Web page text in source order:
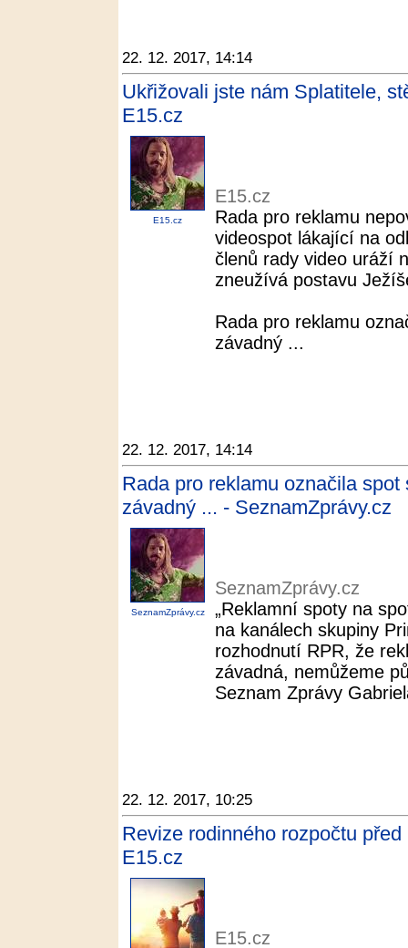
22. 12. 2017, 14:14
Ukřižovali jste nám Splatitele,
E15.cz
E15.cz
E15.cz
Rada pro reklamu
videospot lákající na
členů rady video uráží
zneužívá postavu
Rada pro reklamu
závadný ...
22. 12. 2017, 14:14
Rada pro reklamu označila
závadný ... - SeznamZprávy.cz
SeznamZprávy.cz
SeznamZprávy.cz
„Reklamní spoty na
na kanálech skupiny
rozhodnutí RPR, že
závadná, nemůžeme
Seznam Zprávy
22. 12. 2017, 10:25
Revize rodinného rozpočtu
E15.cz
E15.cz